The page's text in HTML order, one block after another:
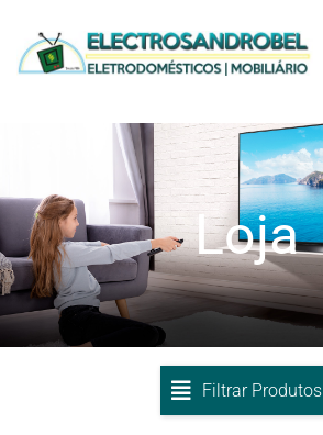
Loja
Filtrar Produtos